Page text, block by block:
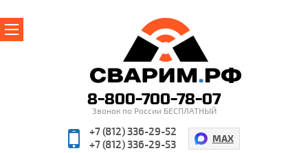
Производители
Полезная информация
8-800-700-78-07
Звонок по России БЕСПЛАТНЫЙ
+7 (812) 336-29-52
+7 (812) 336-29-53
MAX